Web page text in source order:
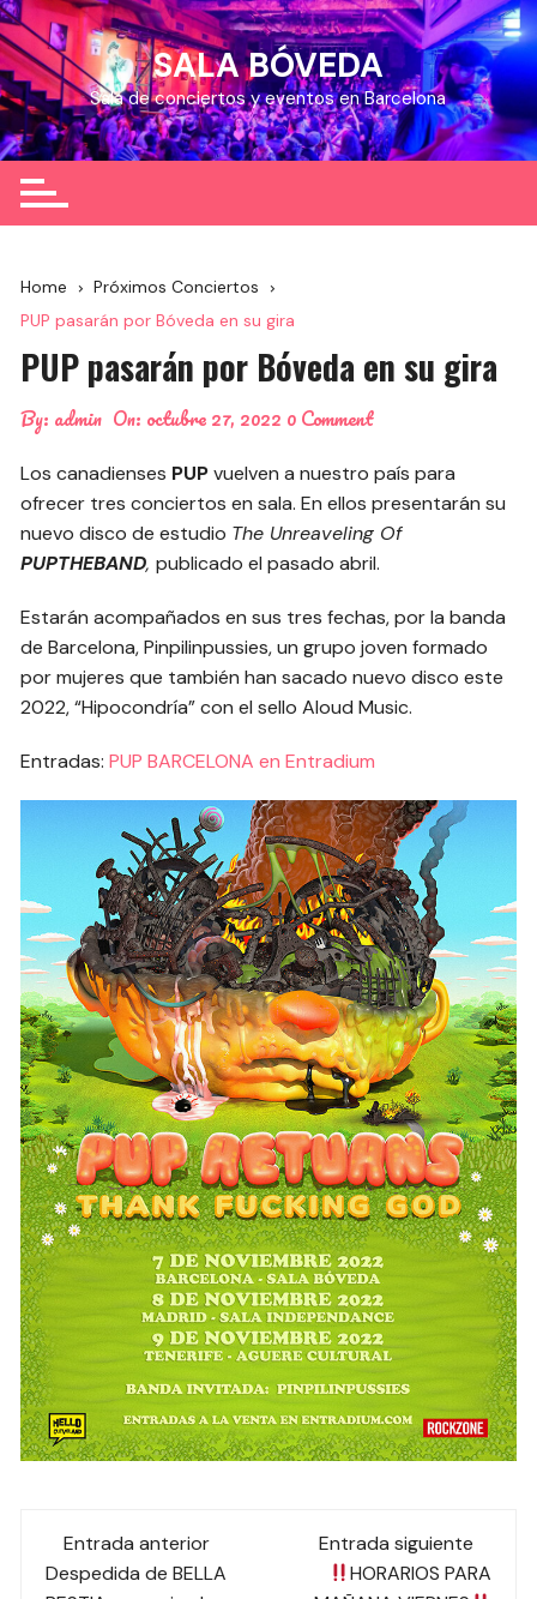
Skip
to
content
SALA BÓVEDA
Sala de conciertos y eventos en Barcelona
Home
Próximos Conciertos
PUP pasarán por Bóveda en su gira
PUP pasarán por Bóveda en su gira
By: admin On: octubre 27, 2022 0 Comment
Los canadienses PUPvuelven a nuestro país para
ofrecer tres conciertos en sala. En ellos presentarán su
nuevo disco de estudio The Unreaveling Of
PUPTHEBAND,publicado el pasado abril.
Estarán acompañados en sus tres fechas, por la banda
de Barcelona, Pinpilinpussies, un grupo joven formado
por mujeres que también han sacado nuevo disco este
2022, “Hipocondría” con el sello Aloud Music.
Entradas:PUP BARCELONA en Entradium
Navegación
Entrada anterior
Despedida de BELLA
Entrada siguiente
HORARIOS PARA